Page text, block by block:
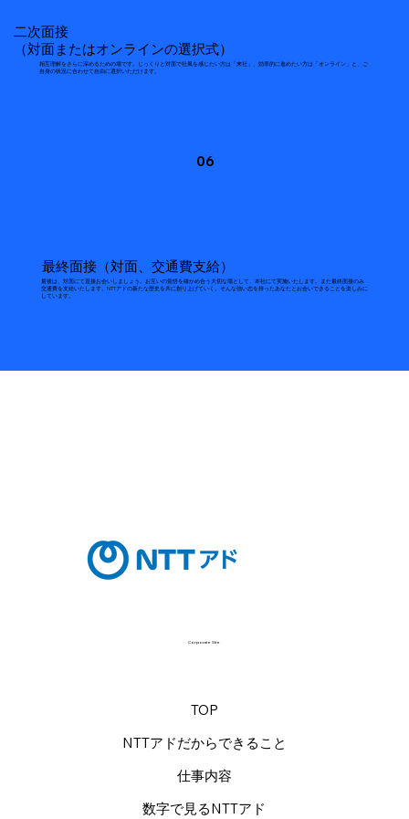
相互理解をさらに深めるための場です。じっくりと対面で社風を感じたい方は「来社」、効率的に進めたい方は「オンライン」と、ご
自身の状況に合わせて自由に選択いただけます。
二次面接
（対面またはオンラインの選択式）
06
最終面接（対面、交通費支給）
最後は、対面にて直接お会いしましょう。お互いの覚悟を確かめ合う大切な場として、本社にて実施いたします。また最終面接のみ
交通費を支給いたします。NTTアドの新たな歴史を共に創り上げていく。そんな強い志を持ったあなたとお会いできることを楽しみに
しています。
Corporate Site
TOP
NTTアドだからできること
仕事内容
数字で見るNTTアド